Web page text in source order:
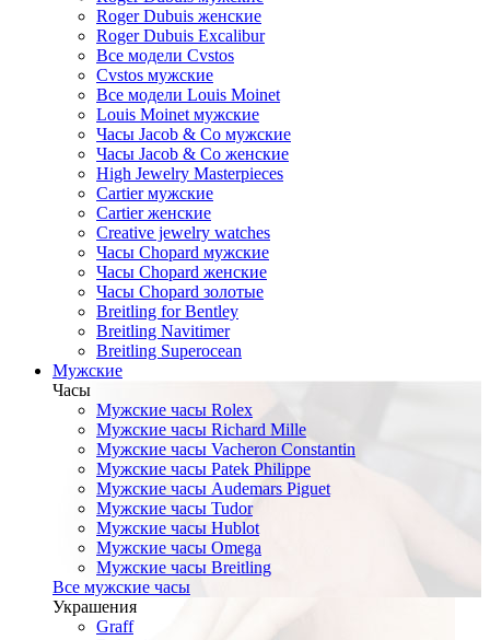
Roger Dubuis женские
Roger Dubuis Excalibur
Все модели Cvstos
Cvstos мужские
Все модели Louis Moinet
Louis Moinet мужские
Часы Jacob & Co мужские
Часы Jacob & Co женские
High Jewelry Masterpieces
Cartier мужские
Cartier женские
Creative jewelry watches
Часы Chopard мужские
Часы Сhopard женские
Часы Сhopard золотые
Breitling for Bentley
Breitling Navitimer
Breitling Superocean
Мужские
Часы
Мужские часы Rolex
Мужские часы Richard Mille
Мужские часы Vacheron Constantin
Мужские часы Patek Philippe
Мужские часы Audemars Piguet
Мужские часы Tudor
Мужские часы Hublot
Мужские часы Omega
Мужские часы Breitling
Все мужские часы
Украшения
Graff